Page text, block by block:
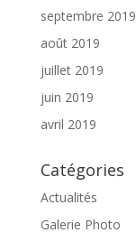
septembre 2019
août 2019
juillet 2019
juin 2019
avril 2019
Catégories
Actualités
Galerie Photo